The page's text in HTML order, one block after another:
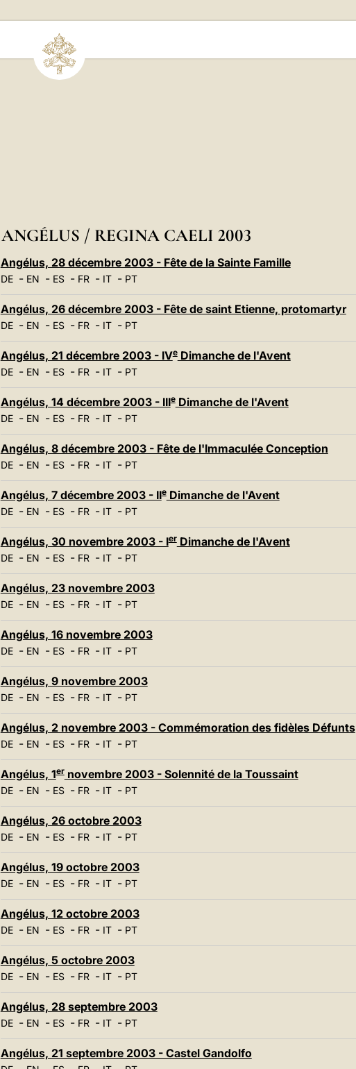
ANGÉLUS / REGINA CAELI 2003
Angélus, 28 décembre 2003 - Fête de la Sainte Famille
DE- EN - ES- FR- IT- PT
Angélus, 26 décembre 2003 - Fête de saint Etienne, protomartyr
DE- EN - ES- FR- IT- PT
Angélus, 21 décembre 2003 - IVeDimanche de l'Avent
DE- EN - ES- FR- IT- PT
Angélus, 14 décembre 2003 - IIIeDimanche de l'Avent
DE- EN - ES- FR- IT- PT
Angélus, 8 décembre 2003 - Fête de l'Immaculée Conception
DE- EN - ES- FR- IT- PT
Angélus, 7 décembre 2003 - IIeDimanche de l'Avent
DE- EN - ES- FR- IT- PT
Angélus, 30 novembre 2003 - IerDimanche de l'Avent
DE- EN - ES- FR- IT- PT
Angélus, 23 novembre 2003
DE- EN - ES- FR- IT- PT
Angélus, 16 novembre 2003
DE- EN - ES- FR- IT- PT
Angélus, 9 novembre 2003
DE- EN - ES- FR- IT- PT
Angélus, 2 novembre 2003 - Commémoration des fidèles Défunts
DE- EN - ES- FR- IT- PT
Angélus, 1ernovembre 2003 - Solennité de la Toussaint
DE- EN - ES- FR- IT- PT
Angélus, 26 octobre 2003
DE- EN - ES- FR- IT- PT
Angélus, 19 octobre 2003
DE- EN - ES- FR- IT- PT
Angélus, 12 octobre 2003
DE- EN - ES- FR- IT- PT
Angélus, 5 octobre 2003
DE- EN - ES- FR- IT- PT
Angélus, 28 septembre 2003
DE- EN - ES- FR- IT- PT
Angélus, 21 septembre 2003 - Castel Gandolfo